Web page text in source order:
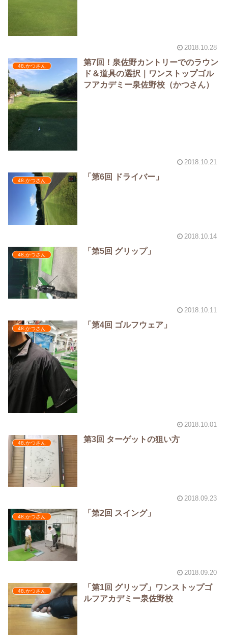
2018.10.28
48.かつさん
第7回！泉佐野カントリーでのラウン
ド＆道具の選択｜ワンストップゴル
フアカデミー泉佐野校（かつさん）
2018.10.21
48.かつさん 「第6回 ドライバー」
2018.10.14
48.かつさん 「第5回 グリップ」
2018.10.11
48.かつさん 「第4回 ゴルフウェア」
2018.10.01
48.かつさん 第3回 ターゲットの狙い方
2018.09.23
48.かつさん 「第2回 スイング」
2018.09.20
48.かつさん
「第1回 グリップ」ワンストップゴ
ルフアカデミー泉佐野校